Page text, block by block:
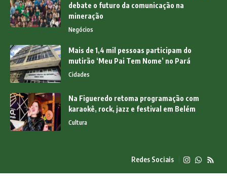
debate o futuro da comunicação na
mineração
Negócios
Mais de 1,4 mil pessoas participam do
mutirão ‘Meu Pai Tem Nome’ no Pará
Cidades
Na Figueredo retoma programação com
karaokê, rock, jazz e festival em Belém
Cultura
Redes Sociais